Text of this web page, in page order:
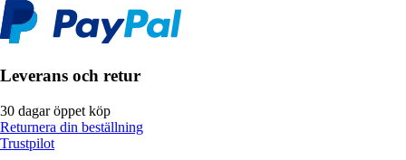
Leverans och retur
30 dagar öppet köp
Returnera din beställning
Trustpilot